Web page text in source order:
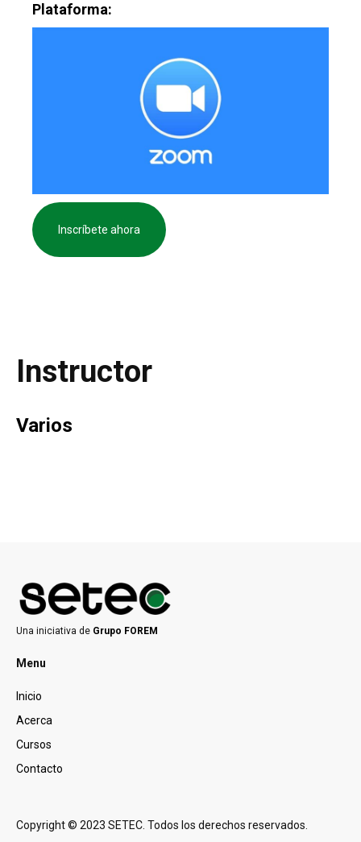
Plataforma:
Inscríbete ahora
Instructor
Varios
Una iniciativa de Grupo FOREM
Menu
Inicio
Acerca
Cursos
Contacto
Copyright © 2023 SETEC. Todos los derechos reservados.